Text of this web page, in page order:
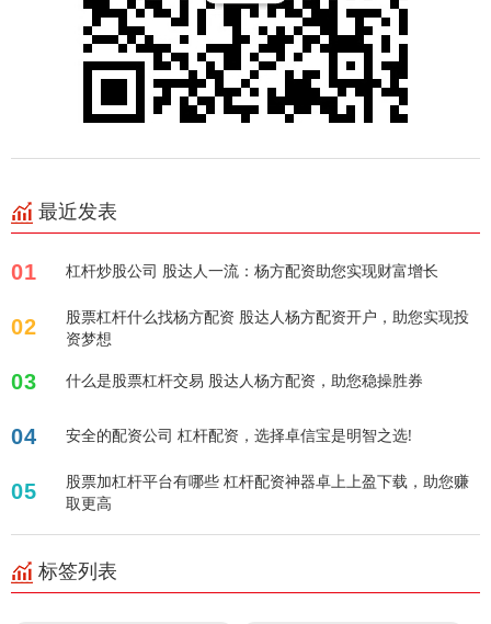
最近发表
01 杠杆炒股公司 股达人一流：杨方配资助您实现财富增长
02
股票杠杆什么找杨方配资 股达人杨方配资开户，助您实现投
资梦想
03 什么是股票杠杆交易 股达人杨方配资，助您稳操胜券
04 安全的配资公司 杠杆配资，选择卓信宝是明智之选!
05
股票加杠杆平台有哪些 杠杆配资神器卓上上盈下载，助您赚
取更高
标签列表